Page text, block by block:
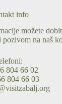
info
možete
na naš
804 66 02
804 66 03